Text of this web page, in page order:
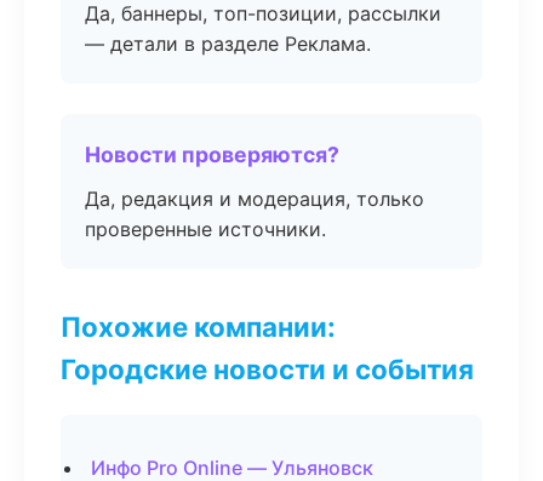
Да, баннеры, топ-позиции, рассылки
— детали в разделе Реклама.
Новости проверяются?
Да, редакция и модерация, только
проверенные источники.
Похожие компании:
Городские новости и события
Инфо Pro Online — Ульяновск